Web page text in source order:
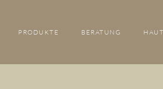
PRODUKTE BERATUNG